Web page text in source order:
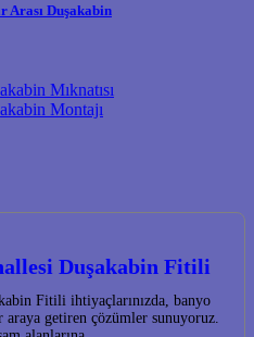
Arası Duşakabin
Mıknatısı
Montajı
Duşakabin Fitili
Fitili ihtiyaçlarınızda, banyo
getiren çözümler sunuyoruz.